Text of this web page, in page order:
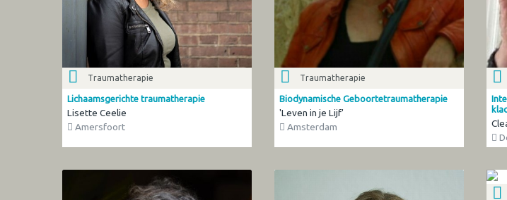
Traumatherapie
Lichaamsgerichte traumatherapie
Lisette Ceelie
Amersfoort
Traumatherapie
Biodynamische Geboortetraumatherapie
'Leven in je Lijf'
Amsterdam